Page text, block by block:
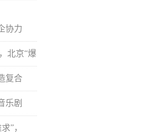
协力
北京“爆
复合
乐剧
”，